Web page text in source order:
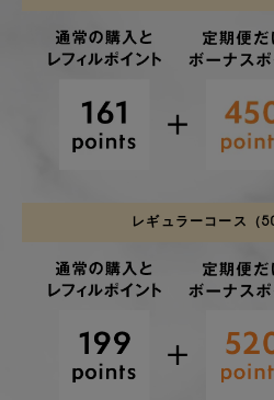
レギュラーコース（